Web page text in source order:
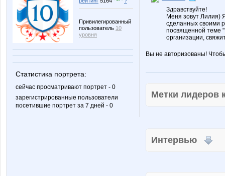
Привилегированный
пользователь 10
уровня
Статистика портрета:
сейчас просматривают портрет - 0
зарегистрированные пользователи
посетившие портрет за 7 дней - 0
Здравствуйте!
Меня зовут Лилия)
сделанных своими
посвященной теме
организации,
Вы не авторизованы!
Метки
Интервью